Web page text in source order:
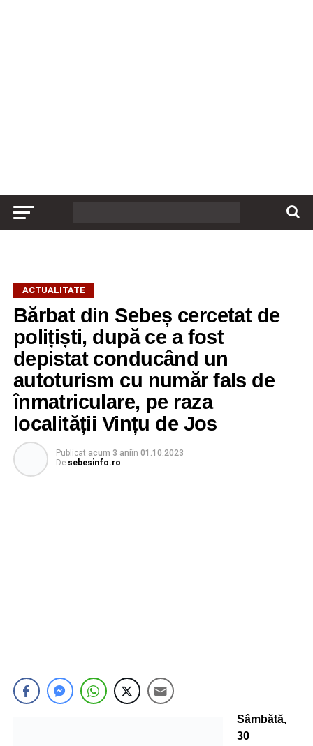
ACTUALITATE
Bărbat din Sebeș cercetat de
polițiști, după ce a fost
depistat conducând un
autoturism cu număr fals de
înmatriculare, pe raza
localității Vințu de Jos
Publicat acum 3 aniîn 01.10.2023
De sebesinfo.ro
Sâmbătă,
30